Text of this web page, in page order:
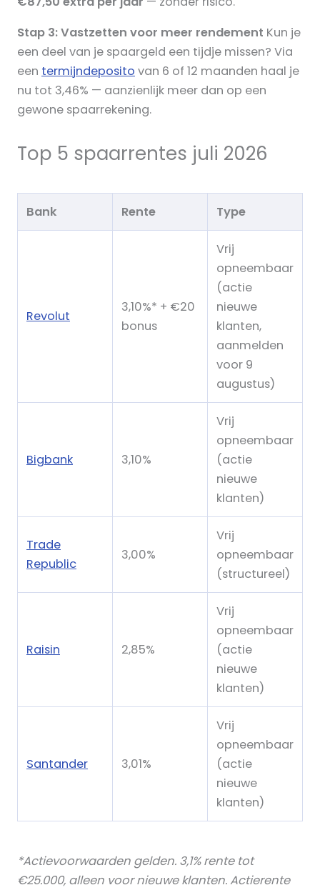
Stap 3: Vastzetten voor meer rendement Kun je
een deel van je spaargeld een tijdje missen? Via
een termijndeposito van 6 of 12 maanden haal je
nu tot 3,46% — aanzienlijk meer dan op een
gewone spaarrekening.
Top 5 spaarrentes juli 2026
Bank Rente Type
Revolut
3,10%* + €20
bonus
Vrij
opneembaar
(actie
nieuwe
klanten,
aanmelden
voor 9
augustus)
Bigbank 3,10%
Vrij
opneembaar
(actie
nieuwe
klanten)
Trade
Republic
3,00%
Vrij
opneembaar
(structureel)
Raisin 2,85%
Vrij
opneembaar
(actie
nieuwe
klanten)
Santander 3,01%
Vrij
opneembaar
(actie
nieuwe
klanten)
*Actievoorwaarden gelden. 3,1% rente tot
€25.000, alleen voor nieuwe klanten. Actierente